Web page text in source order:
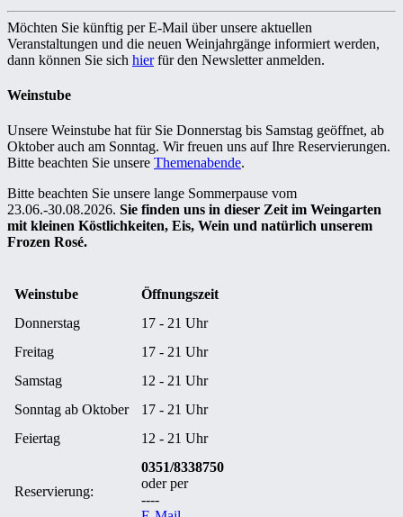
Möchten Sie künftig per E-Mail über unsere aktuellen
Veranstaltungen und die neuen Weinjahrgänge informiert werden,
dann können Sie sich hierfür den Newsletter anmelden.
Weinstube
Unsere Weinstube hat für Sie Donnerstag bis Samstag geöffnet, ab
Oktober auch am Sonntag. Wir freuen uns auf Ihre Reservierungen.
Bitte beachten Sie unsere Themenabende.
Bitte beachten Sie unsere lange Sommerpause vom
23.06.-30.08.2026. Sie finden uns in dieser Zeit im Weingarten
mit kleinen Köstlichkeiten, Eis, Wein und natürlich unserem
Frozen Rosé.
Weinstube
Öffnungszeit
Donnerstag
17 - 21 Uhr
Freitag
17 - 21 Uhr
Samstag
12 - 21 Uhr
Sonntag ab Oktober
17 - 21 Uhr
Feiertag
12 - 21 Uhr
Reservierung:
0351/8338750
oder per
----